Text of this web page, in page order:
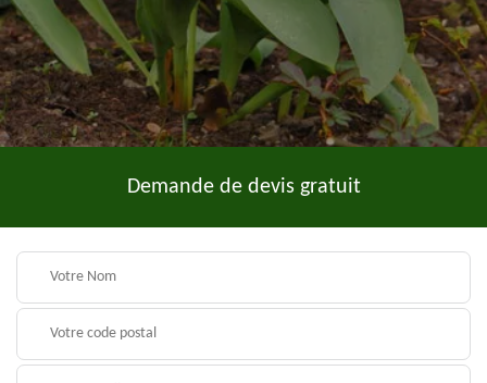
Demande de devis gratuit